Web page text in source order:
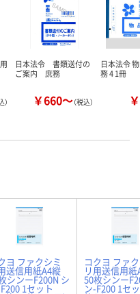
）
日本法令 書類送付の
ご案内 庶務
￥660～（税込）
日本法令
務 4 1冊
ヨ ファクシミ
送信用紙A4縦
シンーF200N シ
1セット
コクヨ ファ
リ用送信用紙
50枚シンー
ン-F200 1セ